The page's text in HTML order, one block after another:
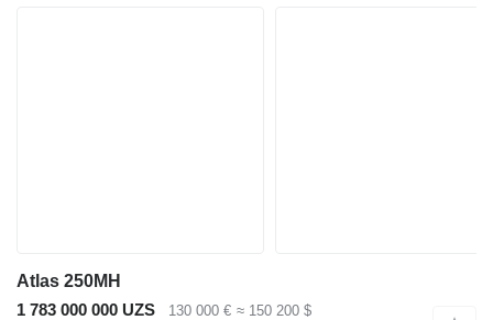
Atlas 250MH
1 783 000 000 UZS
130 000 € ≈ 150 200 $